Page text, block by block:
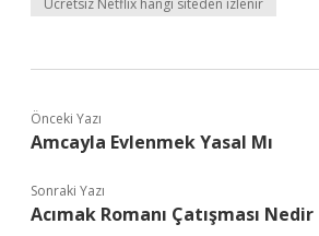
Ücretsiz Netflix hangi siteden izlenir
Önceki Yazı
Amcayla Evlenmek Yasal Mı
Sonraki Yazı
Acımak Romanı Çatışması Nedir